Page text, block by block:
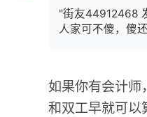
"街友44912468
人家可不傻，傻
如果你有会计师
和双工早就可以